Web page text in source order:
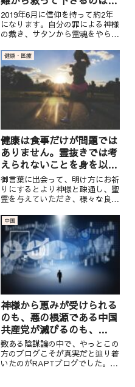
様だけ。人間に頼るのでは
なく神様に頼る生き方。
2019年6月に信仰を持って約2年
になります。自分の罪による神様
の裁き、サタンから霊魂をやられ
改めの日々を経て、神様の愛を悟
るまで、今思うと割と短期間では
ありましたが、この期間に学んだ
ことが沢山ありました。この...
健康・医療
健康は食事だけが問題では
ありません。霊抜きでは考
えられないことを身を以て
悟りました。
御言葉に出会って、明け方にお祈
りにするとより神様と疎通し、聖
霊を与えていただき、様々な良い
した。夜中の1時から4時半の間
は人々の脳波が休まる時間帯なの
で、その時間にお祈りをすると神
様と疎通しやすいからです。 R...
中国
神様から恵みが受けられる
のも、悪の根源である中国
共産党が滅びるのも、
RAPTさんが中心者として
働いてくださるからだった
数ある陰謀論の中で、やっとこの
方のブログこそが真実だと辿り着
いたのがRAPTブログでした。更